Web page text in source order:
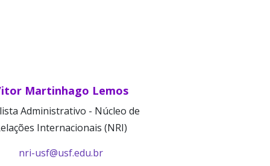
Martinhago Lemos
Administrativo - Núcleo de
Internacionais (NRI)
nri-usf@usf.edu.br